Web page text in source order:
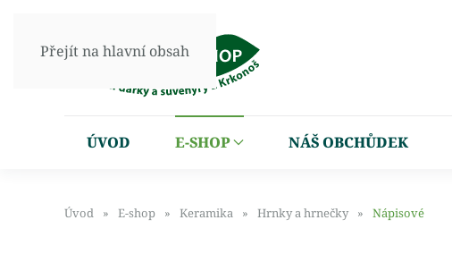
Přejít na hlavní obsah
ÚVOD E-SHOP NÁŠ OBCHŮDEK
Úvod E-shop Keramika Hrnky a hrnečky Nápisové